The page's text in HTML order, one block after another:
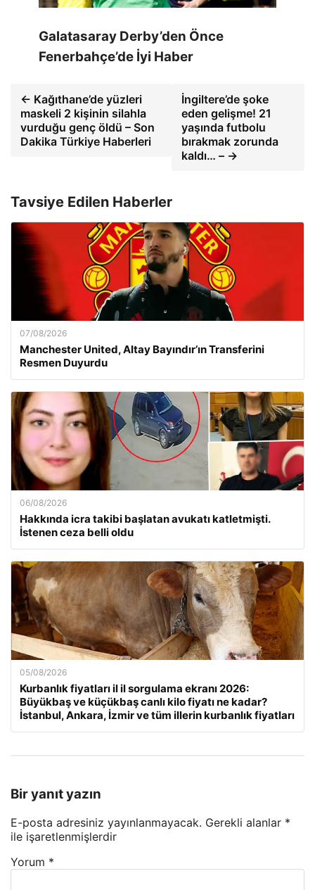
Galatasaray Derby’den Önce
Fenerbahçe’de İyi Haber
← Kağıthane’de yüzleri
maskeli 2 kişinin silahla
vurduğu genç öldü – Son
Dakika Türkiye Haberleri
İngiltere’de şoke
eden gelişme! 21
yaşında futbolu
bırakmak zorunda
kaldı… – →
Tavsiye Edilen Haberler
07/08/2026
Manchester United, Altay Bayındır’ın Transferini
Resmen Duyurdu
06/08/2026
Hakkında icra takibi başlatan avukatı katletmişti.
İstenen ceza belli oldu
05/08/2026
Kurbanlık fiyatları il il sorgulama ekranı 2026:
Büyükbaş ve küçükbaş canlı kilo fiyatı ne kadar?
İstanbul, Ankara, İzmir ve tüm illerin kurbanlık fiyatları
Bir yanıt yazın
E-posta adresiniz yayınlanmayacak. Gerekli alanlar *
ile işaretlenmişlerdir
Yorum *